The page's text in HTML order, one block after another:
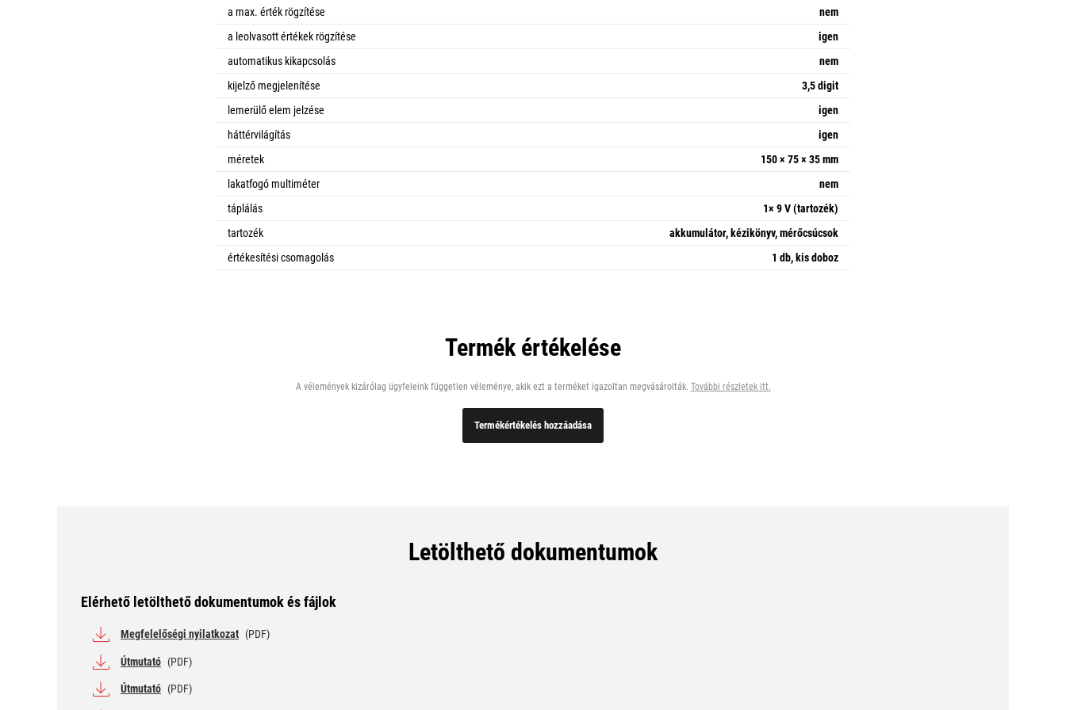
a max. érték rögzítése
nem
a leolvasott értékek rögzítése
igen
automatikus kikapcsolás
nem
kijelző megjelenítése
3,5 digit
lemerülő elem jelzése
igen
háttérvilágítás
igen
méretek
150 × 75 × 35 mm
lakatfogó multiméter
nem
táplálás
1× 9 V (tartozék)
tartozék
akkumulátor, kézikönyv, mérőcsúcsok
értékesítési csomagolás
1 db, kis doboz
Termék értékelése
A vélemények kizárólag ügyfeleink független véleménye, akik ezt a terméket igazoltan megvásárolták. További részletek itt.
Termékértékelés hozzáadása
Letölthető dokumentumok
Elérhető letölthető dokumentumok és fájlok
Megfelelőségi nyilatkozat (PDF)
Útmutató (PDF)
Útmutató (PDF)